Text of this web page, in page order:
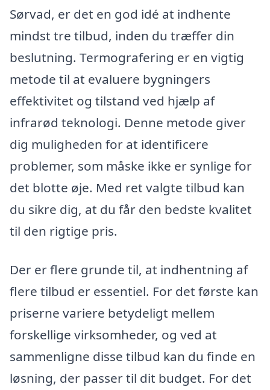
Sørvad, er det en god idé at indhente
mindst tre tilbud, inden du træffer din
beslutning. Termografering er en vigtig
metode til at evaluere bygningers
effektivitet og tilstand ved hjælp af
infrarød teknologi. Denne metode giver
dig muligheden for at identificere
problemer, som måske ikke er synlige for
det blotte øje. Med ret valgte tilbud kan
du sikre dig, at du får den bedste kvalitet
til den rigtige pris.
Der er flere grunde til, at indhentning af
flere tilbud er essentiel. For det første kan
priserne variere betydeligt mellem
forskellige virksomheder, og ved at
sammenligne disse tilbud kan du finde en
løsning, der passer til dit budget. For det